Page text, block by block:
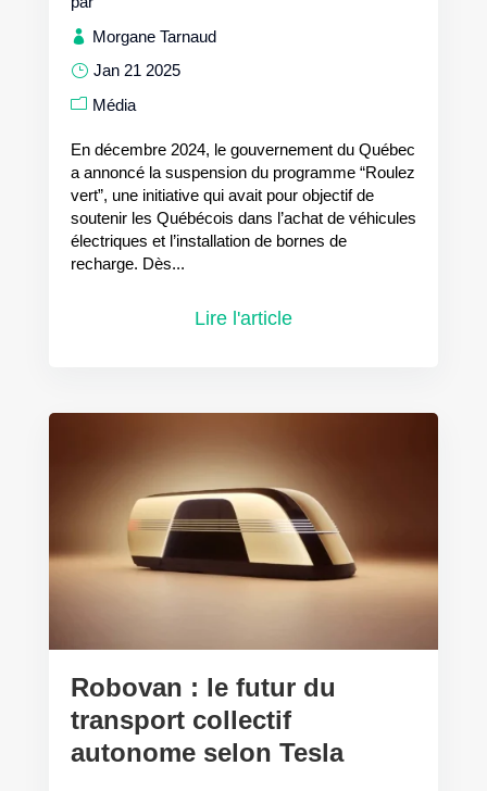
Morgane Tarnaud
Jan 21 2025
Média
En décembre 2024, le gouvernement du Québec
a annoncé la suspension du programme “Roulez
vert”, une initiative qui avait pour objectif de
soutenir les Québécois dans l’achat de véhicules
électriques et l’installation de bornes de
recharge. Dès...
Lire l'article
Robovan : le futur du
transport collectif
autonome selon Tesla